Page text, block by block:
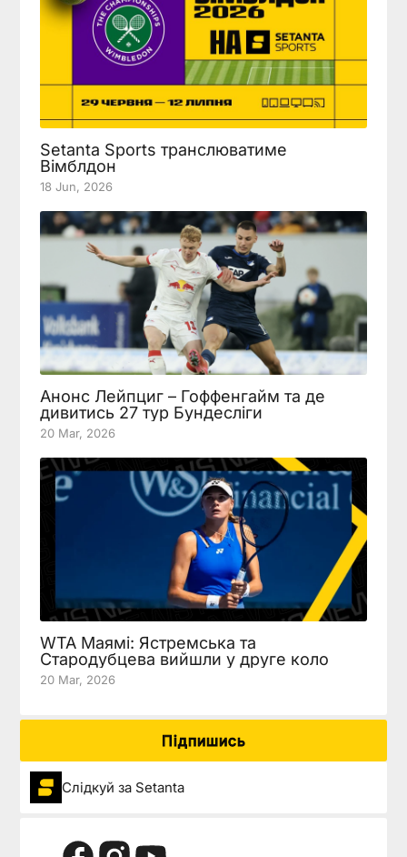
Setanta Sports транслюватиме
Вімблдон
18 Jun, 2026
Анонс Лейпциг – Гоффенгайм та де
дивитись 27 тур Бундесліги
20 Mar, 2026
WTA Маямі: Ястремська та
Стародубцева вийшли у друге коло
20 Mar, 2026
Підпишись
Слідкуй за Setanta